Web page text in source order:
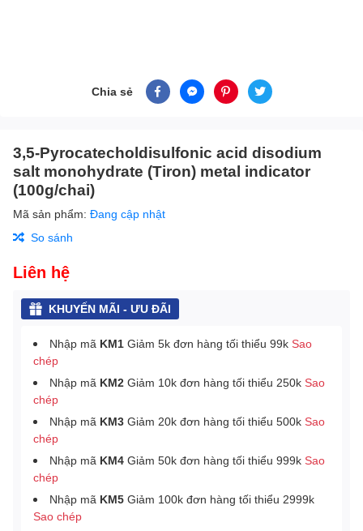
Chia sẻ
3,5-Pyrocatecholdisulfonic acid disodium
salt monohydrate (Tiron) metal indicator
(100g/chai)
Mã sản phẩm: Đang cập nhật
So sánh
Liên hệ
KHUYẾN MÃI - ƯU ĐÃI
Nhập mã KM1 Giảm 5k đơn hàng tối thiểu 99k Sao
chép
Nhập mã KM2 Giảm 10k đơn hàng tối thiểu 250k Sao
chép
Nhập mã KM3 Giảm 20k đơn hàng tối thiểu 500k Sao
chép
Nhập mã KM4 Giảm 50k đơn hàng tối thiểu 999k Sao
chép
Nhập mã KM5 Giảm 100k đơn hàng tối thiểu 2999k
Sao chép